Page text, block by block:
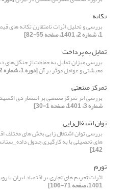
تکانه
بررسی و تحلیل اثرات نامتقارن تکانه های
1، شماره 2، 1401، صفحه 55-82]
تمایل به پرداخت
بررسی میزان تمایل به حفاظت از
معیشتی و عوامل موثر بر آن[دوره 1، شماره 2، 1401، صفحه 1-27]
تمرکز صنعتی
بررسی اثر تمرکز صنعتی بر انتشار دی
شماره 3، 1401، صفحه 1-30]
توان اشتغال‌زایی
بررسی توان اشتغال زایی بخش های مختلف
های تحصیلی با به کارگیری جدول
142]
تورم
اثرات تحریم های تجاری بر اقتصاد ایران با
1401، صفحه 71-106]